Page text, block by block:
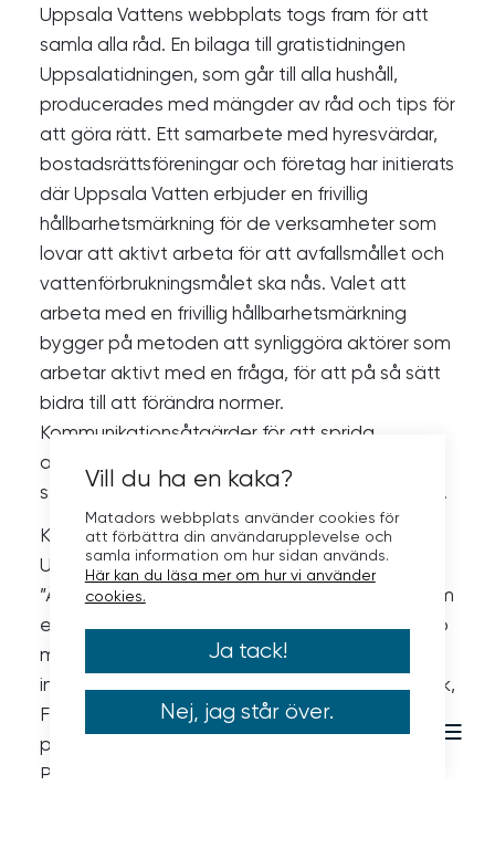
Uppsala Vattens webbplats togs fram för att
samla alla råd. En bilaga till gratistidningen
Uppsalatidningen, som går till alla hushåll,
producerades med mängder av råd och tips för
att göra rätt. Ett samarbete med hyresvärdar,
bostadsrättsföreningar och företag har initierats
där Uppsala Vatten erbjuder en frivillig
hållbarhetsmärkning för de verksamheter som
lovar att aktivt arbeta för att avfallsmållet och
vattenförbrukningsmålet ska nås. Valet att
arbeta med en frivillig hållbarhetsmärkning
bygger på metoden att synliggöra aktörer som
arbetar aktivt med en fråga, för att på så sätt
bidra till att förändra normer.
Kommunikationsåtgärder för att sprida
användningen av hållbarhetsmärkningen
startade i december och fortsatte under 2023.
Kampanjen deltog även i festivalen Allt ljus på
Uppsala i samarbete med en konstnär. Verket
”Åter” visade mängden plastförpackningar som
en familj med fyra personer använder under nio
månader. För att nå olika åldersgrupper och
intresseinriktningar har annonsering gått i TikTok,
Facebook, Instagram. Banners och
printannonser har gått i Upsala Nya Tidning.
Printannonser och en ibladad bilaga med tips
Vill du ha en kaka?
Matadors webbplats använder cookies för
att förbättra din användarupplevelse och
samla information om hur sidan används.
Här kan du läsa mer om hur vi använder
cookies.
Ja tack!
Nej, jag står över.